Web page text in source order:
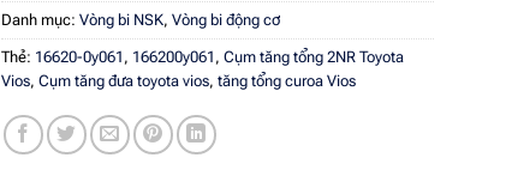
Danh mục: Vòng bi NSK, Vòng bi động cơ
Thẻ: 16620-0y061 , 166200y061 , Cụm tăng tổng 2NR Toyota
Vios, Cụm tăng đưa toyota vios, tăng tổng curoa Vios